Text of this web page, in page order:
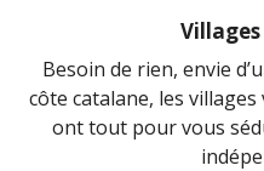
Besoin de rien, envie
côte catalane, les
ont tout pour vous